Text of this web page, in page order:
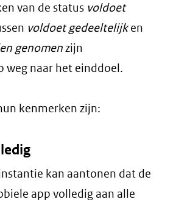
van de status voldoet
voldoet gedeeltelijken
genomenzijn
weg naar het einddoel.
kenmerken zijn:
kan aantonen dat de
app volledig aan alle